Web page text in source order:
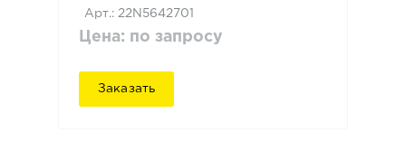
Арт.: 22N5642701
Цена: по запросу
Заказать